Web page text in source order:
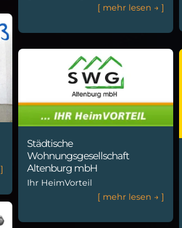
[ mehr lesen → ]
]
Städtische
Wohnungsgesellschaft
Altenburg mbH
Ihr HeimVorteil
[ mehr lesen → ]